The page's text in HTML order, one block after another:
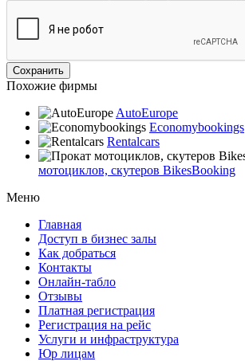
Похожие фирмы
AutoEurope
Economybookings
Rentalcars
мотоциклов, скутеров BikesBooking
Меню
Главная
Доступ в бизнес залы
Как добраться
Контакты
Онлайн-табло
Отзывы
Платная регистрация
Регистрация на рейс
Услуги и инфраструктура
Юр лицам